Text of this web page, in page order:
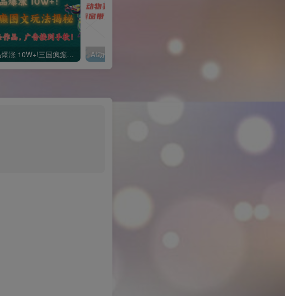
1 个作品爆涨 10W+!三国疯癫图文玩法揭秘，3 分钟一条作品，广告接到手软!(附详细教学)